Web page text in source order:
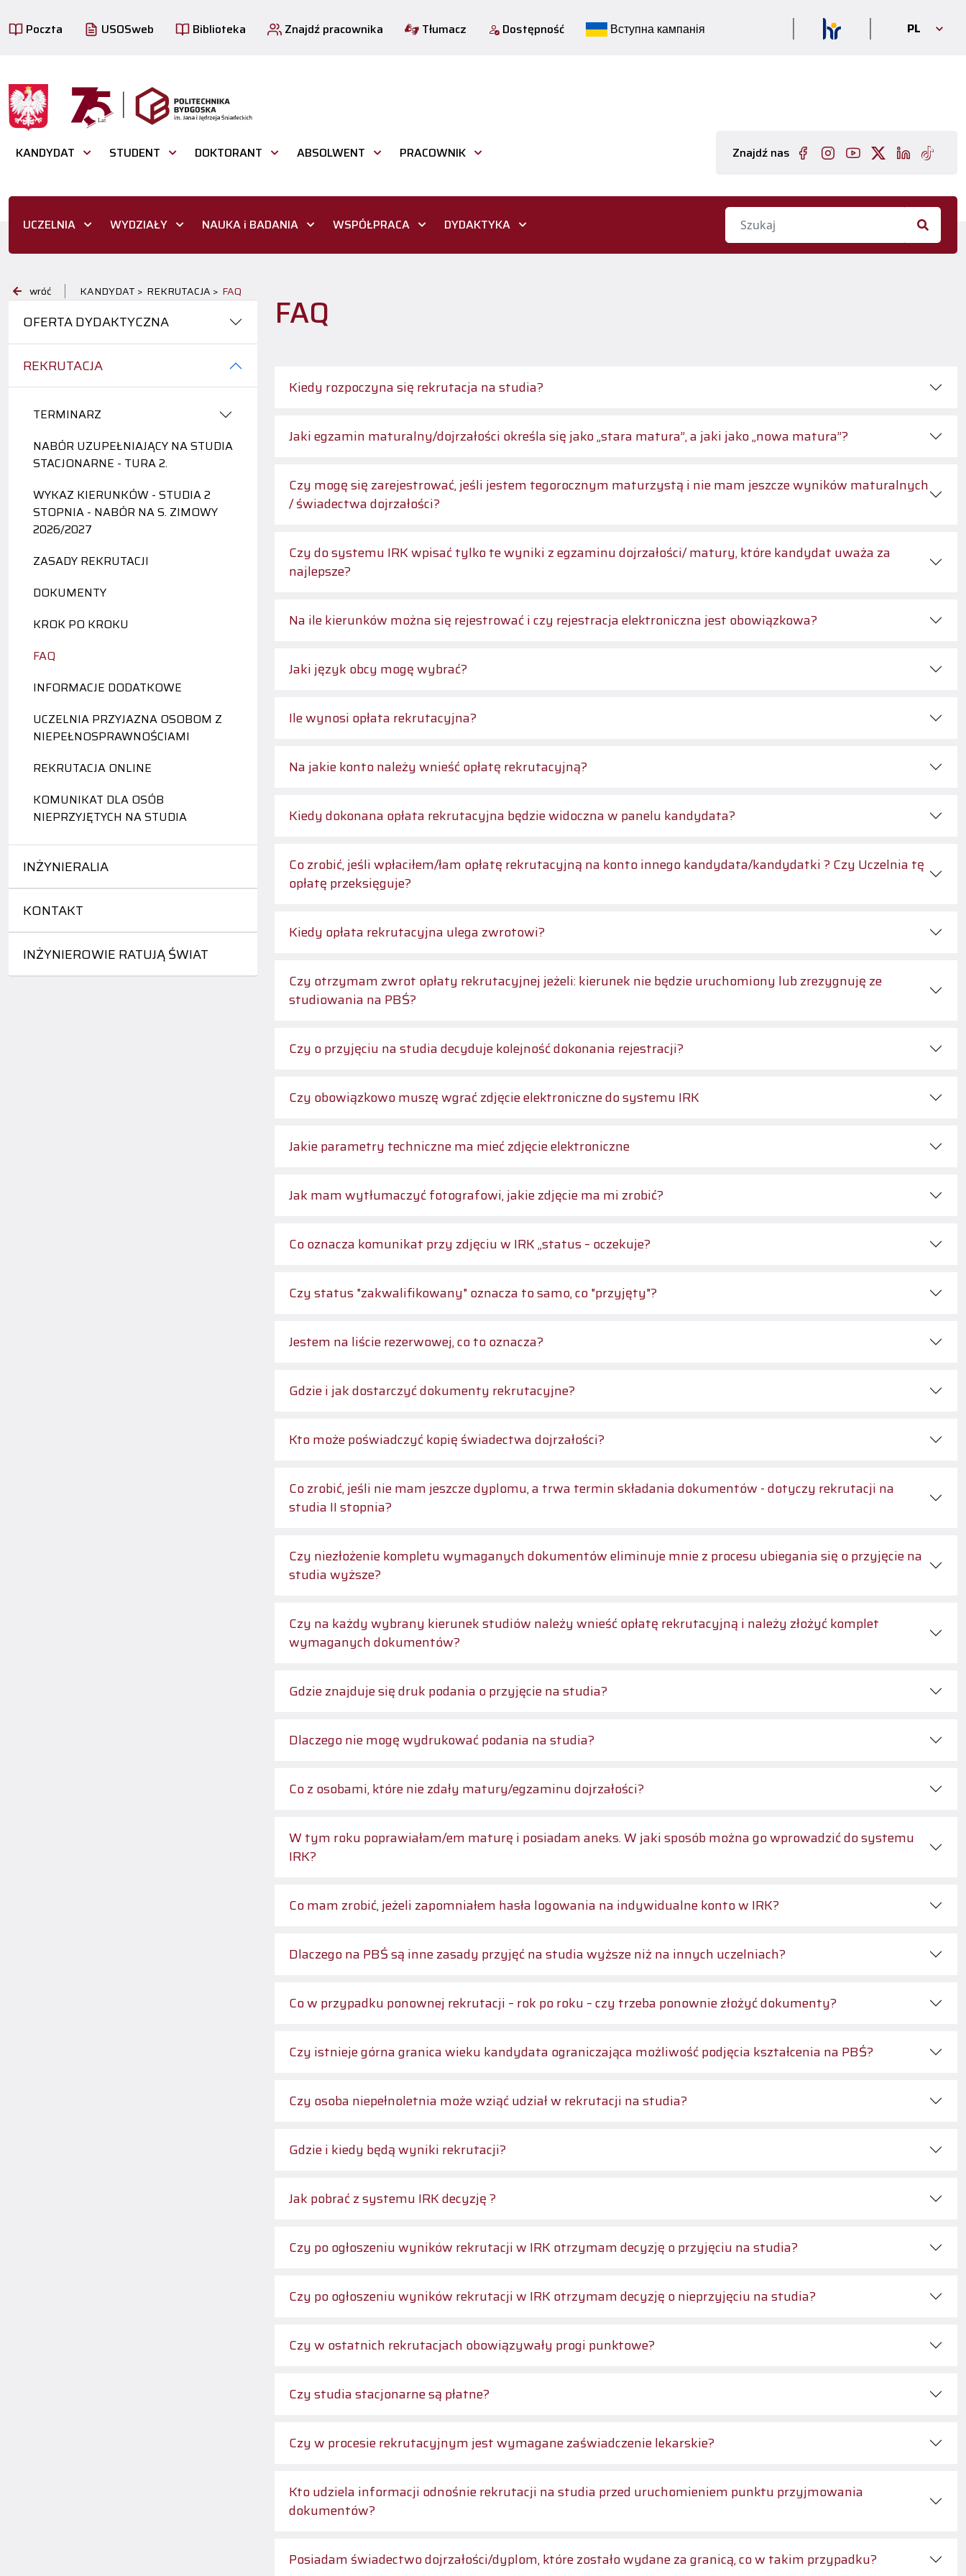
Poczta USOSweb Biblioteka Znajdź pracownika Tłumacz Dostępność Вступна кампанія PL
KANDYDAT STUDENT DOKTORANT ABSOLWENT PRACOWNIK Znajdź nas
UCZELNIA WYDZIAŁY NAUKA i BADANIA WSPÓŁPRACA DYDAKTYKA
wróć KANDYDAT > REKRUTACJA > FAQ
OFERTA DYDAKTYCZNA
REKRUTACJA
TERMINARZ
NABÓR UZUPEŁNIAJĄCY NA STUDIA
STACJONARNE - TURA 2.
WYKAZ KIERUNKÓW - STUDIA 2
STOPNIA - NABÓR NA S. ZIMOWY
2026/2027
ZASADY REKRUTACJI
DOKUMENTY
KROK PO KROKU
FAQ
INFORMACJE DODATKOWE
UCZELNIA PRZYJAZNA OSOBOM Z
NIEPEŁNOSPRAWNOŚCIAMI
REKRUTACJA ONLINE
KOMUNIKAT DLA OSÓB
NIEPRZYJĘTYCH NA STUDIA
INŻYNIERALIA
KONTAKT
INŻYNIEROWIE RATUJĄ ŚWIAT
FAQ
Kiedy rozpoczyna się rekrutacja na studia?
Jaki egzamin maturalny/dojrzałości określa się jako „stara matura”, a jaki jako „nowa matura”?
Czy mogę się zarejestrować, jeśli jestem tegorocznym maturzystą i nie mam jeszcze wyników maturalnych
/ świadectwa dojrzałości?
Czy do systemu IRK wpisać tylko te wyniki z egzaminu dojrzałości/ matury, które kandydat uważa za
najlepsze?
Na ile kierunków można się rejestrować i czy rejestracja elektroniczna jest obowiązkowa?
Jaki język obcy mogę wybrać?
Ile wynosi opłata rekrutacyjna?
Na jakie konto należy wnieść opłatę rekrutacyjną?
Kiedy dokonana opłata rekrutacyjna będzie widoczna w panelu kandydata?
Co zrobić, jeśli wpłaciłem/łam opłatę rekrutacyjną na konto innego kandydata/kandydatki ? Czy Uczelnia tę
opłatę przeksięguje?
Kiedy opłata rekrutacyjna ulega zwrotowi?
Czy otrzymam zwrot opłaty rekrutacyjnej jeżeli: kierunek nie będzie uruchomiony lub zrezygnuję ze
studiowania na PBŚ?
Czy o przyjęciu na studia decyduje kolejność dokonania rejestracji?
Czy obowiązkowo muszę wgrać zdjęcie elektroniczne do systemu IRK
Jakie parametry techniczne ma mieć zdjęcie elektroniczne
Jak mam wytłumaczyć fotografowi, jakie zdjęcie ma mi zrobić?
Co oznacza komunikat przy zdjęciu w IRK „status – oczekuje?
Czy status "zakwalifikowany" oznacza to samo, co "przyjęty"?
Jestem na liście rezerwowej, co to oznacza?
Gdzie i jak dostarczyć dokumenty rekrutacyjne?
Kto może poświadczyć kopię świadectwa dojrzałości?
Co zrobić, jeśli nie mam jeszcze dyplomu, a trwa termin składania dokumentów - dotyczy rekrutacji na
studia II stopnia?
Czy niezłożenie kompletu wymaganych dokumentów eliminuje mnie z procesu ubiegania się o przyjęcie na
studia wyższe?
Czy na każdy wybrany kierunek studiów należy wnieść opłatę rekrutacyjną i należy złożyć komplet
wymaganych dokumentów?
Gdzie znajduje się druk podania o przyjęcie na studia?
Dlaczego nie mogę wydrukować podania na studia?
Co z osobami, które nie zdały matury/egzaminu dojrzałości?
W tym roku poprawiałam/em maturę i posiadam aneks. W jaki sposób można go wprowadzić do systemu
IRK?
Co mam zrobić, jeżeli zapomniałem hasła logowania na indywidualne konto w IRK?
Dlaczego na PBŚ są inne zasady przyjęć na studia wyższe niż na innych uczelniach?
Co w przypadku ponownej rekrutacji – rok po roku – czy trzeba ponownie złożyć dokumenty?
Czy istnieje górna granica wieku kandydata ograniczająca możliwość podjęcia kształcenia na PBŚ?
Czy osoba niepełnoletnia może wziąć udział w rekrutacji na studia?
Gdzie i kiedy będą wyniki rekrutacji?
Jak pobrać z systemu IRK decyzję ?
Czy po ogłoszeniu wyników rekrutacji w IRK otrzymam decyzję o przyjęciu na studia?
Czy po ogłoszeniu wyników rekrutacji w IRK otrzymam decyzję o nieprzyjęciu na studia?
Czy w ostatnich rekrutacjach obowiązywały progi punktowe?
Czy studia stacjonarne są płatne?
Czy w procesie rekrutacyjnym jest wymagane zaświadczenie lekarskie?
Kto udziela informacji odnośnie rekrutacji na studia przed uruchomieniem punktu przyjmowania
dokumentów?
Posiadam świadectwo dojrzałości/dyplom, które zostało wydane za granicą, co w takim przypadku?